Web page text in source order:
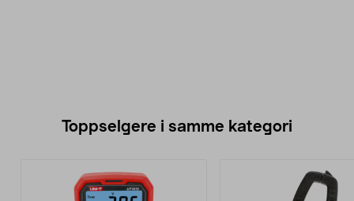
Toppselgere i samme kategori